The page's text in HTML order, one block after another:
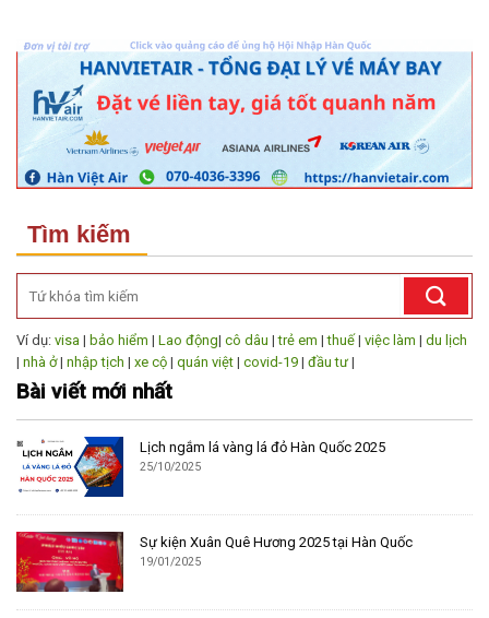
Tìm kiếm
Ví dụ: visa | bảo hiểm | Lao động| cô dâu |trẻ em |thuế | việc làm | du lịch
| nhà ở| nhập tịch | xe cộ | quán việt | covid-19 | đầu tư |
Bài viết mới nhất
Lịch ngắm lá vàng lá đỏ Hàn Quốc 2025
25/10/2025
Sự kiện Xuân Quê Hương 2025 tại Hàn Quốc
19/01/2025